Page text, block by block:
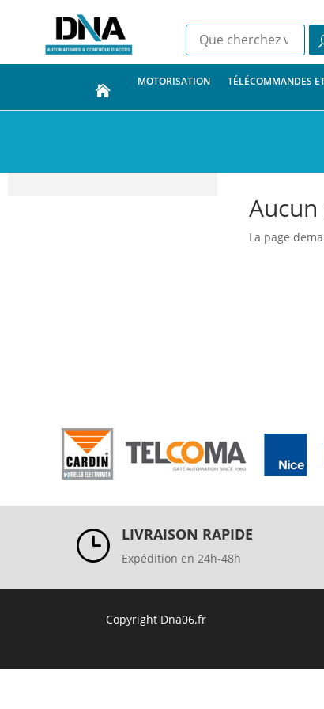
MOTORISATION TÉLÉCOMMANDES
La page
} LIVRAISON RAPIDE
Expédition en 24h-48h
Copyright Dna06.fr